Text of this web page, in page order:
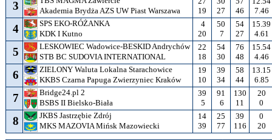
3
Akademia Brydża AZS UW Piast Warszawa
19
27
46
7.46
4
SPS EKO-RÓŻANKA
KDK I Kutno
4
20
50
7
54
27
15.39
4.61
5
LESKOWIEC Wadowice-BESKID Andrychów
STB BC SUDOVIA INTERNATIONAL
22
18
54
30
76
48
15.54
4.46
6
ZIELONY Waluta Lokalna Starachowice
KKBS Czarna Papuga Zwierzyniec Kraków
19
10
39
34
58
44
13.15
6.85
7
Bridge24.pl 2
BSBS II Bielsko-Biała
39
5
91
6
130
11
20
0
8
JKBS Jastrzębie Zdrój
MKS MAZOVIA Mińsk Mazowiecki
14
39
25
77
39
116
0
20